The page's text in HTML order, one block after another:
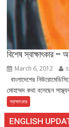
বিশেষ স্বাক্ষাৎকার –
March 6, 2012
বাংলাদেশের
মোহাম্মদ কথা বলেছেন
স্বাক্ষাৎকার
ENGLISH